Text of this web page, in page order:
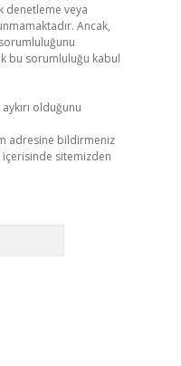
denetleme veya
Ancak,
bu sorumluluğu kabul
olduğunu
adresine bildirmeniz
sitemizden